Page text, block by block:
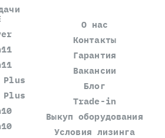
Plus
Plus
О нас
Контакты
Гарантия
Вакансии
Блог
Trade-in
Выкуп оборудования
Условия лизинга